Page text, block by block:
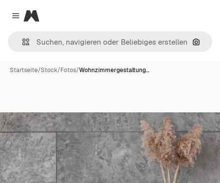
Close menu
Magnific
Nach
Startseite/Stock/Fotos/Wohnzimmergestaltung…